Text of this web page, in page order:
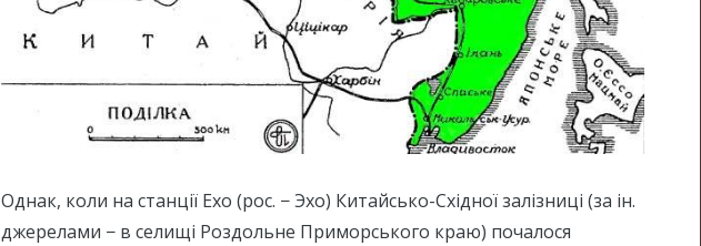
Однак, коли на станції Ехо (рос. − Эхо) Китайсько-Східної залізниці (за ін.
джерелами − в селищі Роздольне Приморського краю) почалося